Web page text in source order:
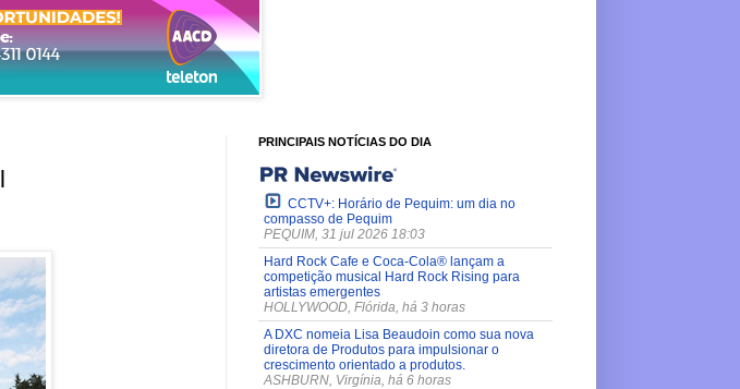
PRINCIPAIS NOTÍCIAS DO DIA
CCTV+: Horário de Pequim: um dia no
compasso de Pequim
PEQUIM, 31 jul 2026 18:03
Hard Rock Cafe e Coca-Cola® lançam a
competição musical Hard Rock Rising para
artistas emergentes
HOLLYWOOD, Flórida, há 3 horas
A DXC nomeia Lisa Beaudoin como sua nova
diretora de Produtos para impulsionar o
crescimento orientado a produtos.
ASHBURN, Virgínia, há 6 horas